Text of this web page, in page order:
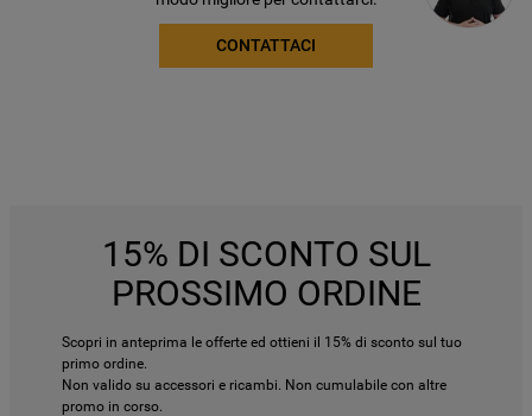
CONTATTACI
15% DI SCONTO SUL
PROSSIMO ORDINE
Scopri in anteprima le offerte ed ottieni il 15% di sconto sul tuo
primo ordine.
Non valido su accessori e ricambi. Non cumulabile con altre
promo in corso.